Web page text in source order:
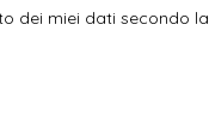
dei miei dati secondo la